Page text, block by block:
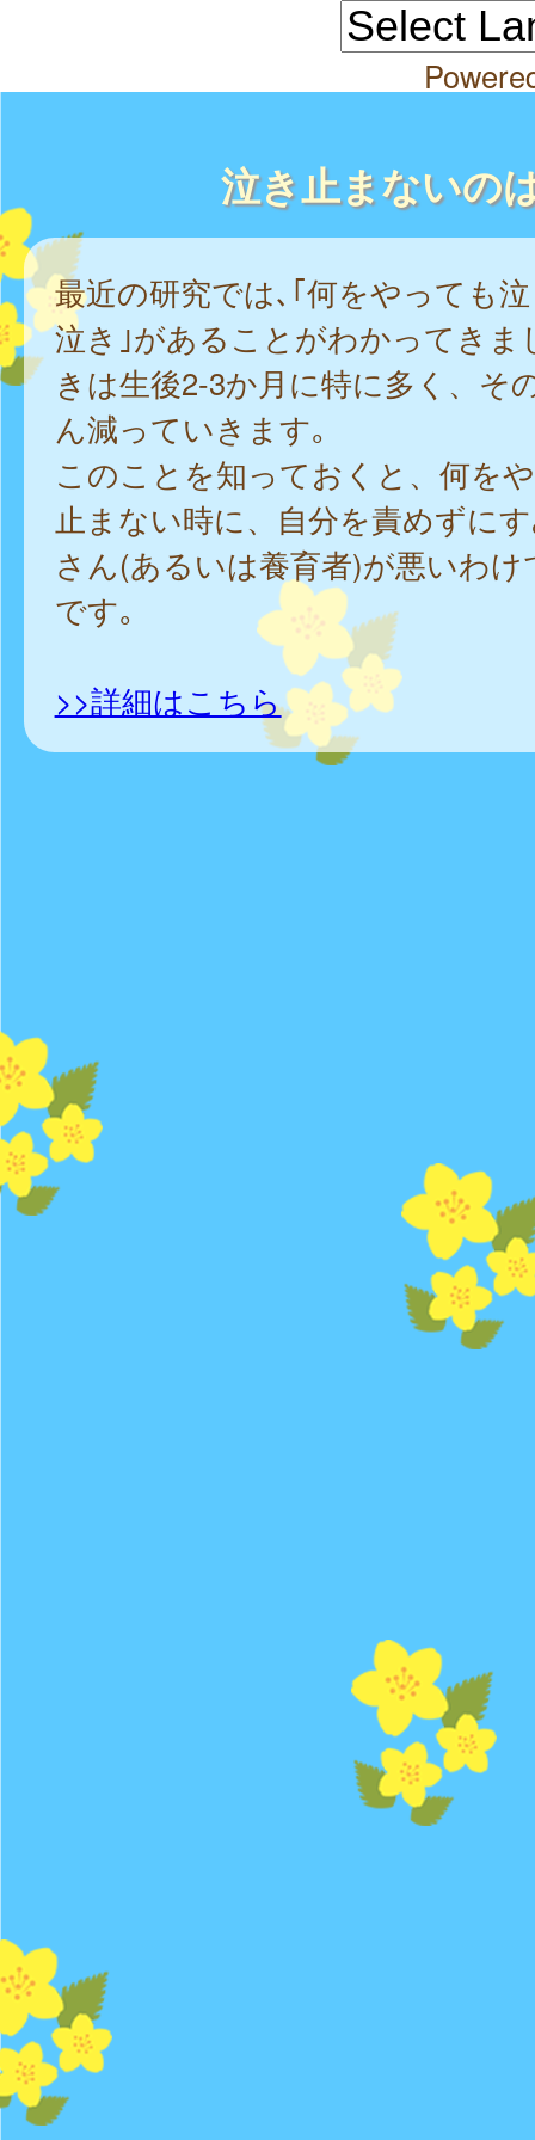
泣き止まないの
最近の研究では､｢何をやっても
泣き｣があることがわかってきま
きは生後2-3か月に特に多く、そ
ん減っていきます｡
このことを知っておくと、何を
止まない時に、自分を責めずに
さん(あるいは養育者)が悪いわ
です｡
>>詳細はこちら